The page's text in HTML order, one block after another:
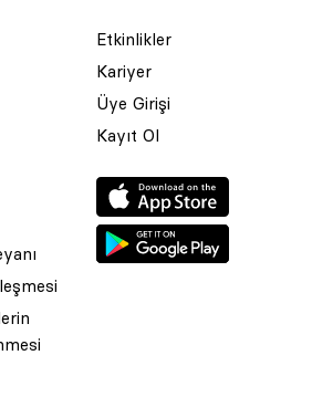
Etkinlikler
Kariyer
Üye Girişi
Kayıt Ol
Tanıtım Tic. Ltd. Şti. Bu Sitede Bulunan